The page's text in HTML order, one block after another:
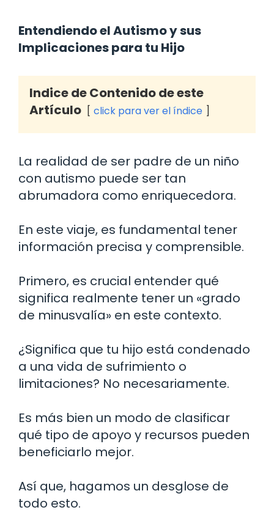
Entendiendo el Autismo y sus
Implicaciones para tu Hijo
Indice de Contenido de este
Artículo
click para ver el índice
La realidad de ser padre de un niño
con autismo puede ser tan
abrumadora como enriquecedora.
En este viaje, es fundamental tener
información precisa y comprensible.
Primero, es crucial entender qué
significa realmente tener un «grado
de minusvalía» en este contexto.
¿Significa que tu hijo está condenado
a una vida de sufrimiento o
limitaciones? No necesariamente.
Es más bien un modo de clasificar
qué tipo de apoyo y recursos pueden
beneficiarlo mejor.
Así que, hagamos un desglose de
todo esto.